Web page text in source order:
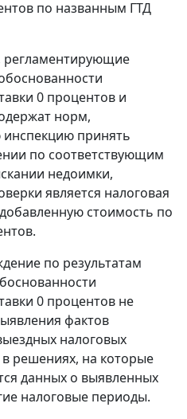
по названным ГТД
регламентирующие
0 процентов и
норм,
принять
по соответствующим
недоимки,
является налоговая
стоимость по
по результатам
0 процентов не
фактов
налоговых
решениях, на которые
данных о выявленных
налоговые периоды.